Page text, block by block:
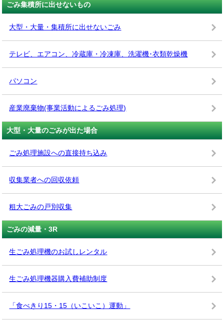
ごみ集積所に出せないもの
大型・大量・集積所に出せないごみ
テレビ、エアコン、冷蔵庫・冷凍庫、洗濯機･衣類乾燥機
パソコン
産業廃棄物(事業活動によるごみ処理)
大型・大量のごみが出た場合
ごみ処理施設への直接持ち込み
収集業者への回収依頼
粗大ごみの戸別収集
ごみの減量・3R
生ごみ処理機のお試しレンタル
生ごみ処理機器購入費補助制度
「食べきり15・15（いこいこ）運動」